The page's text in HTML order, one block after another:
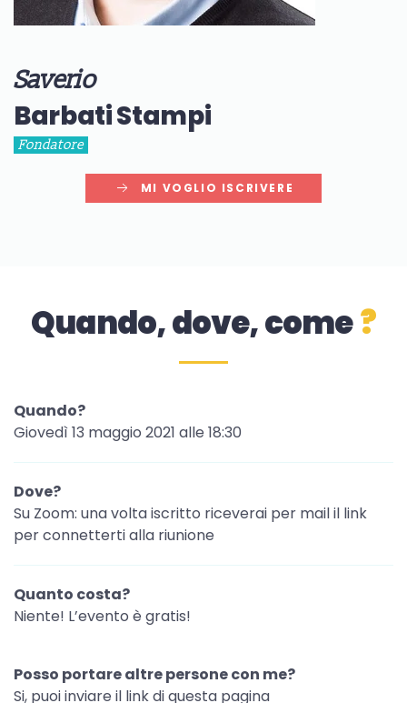
Saverio
Barbati Stampi
Fondatore
MI VOGLIO ISCRIVERE
Quando, dove, come?
Quando?
Giovedì 13 maggio 2021 alle 18:30
Dove?
Su Zoom: una volta iscritto riceverai per mail il link
per connetterti alla riunione
Quanto costa?
Niente! L’evento è gratis!
Posso portare altre persone con me?
Si, puoi inviare il link di questa pagina